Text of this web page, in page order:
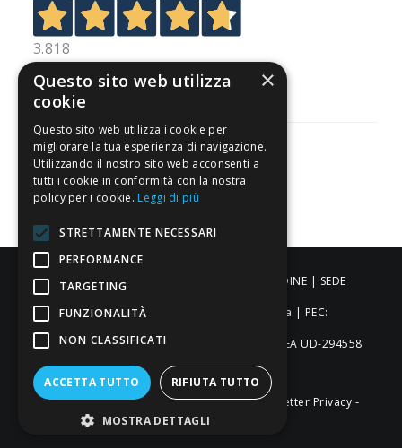
3.818
Recensioni
Pagamenti sicuri
Credits-Privacy & Cookie Policy-Newsletter Privacy -
ALDIGIÙ S.R.L. | Via Cortazzis 15 33100 - UDINE | SEDE
OPERATIVA: Via del Progresso 3 - Padova | PEC:
aldigiusrl@pec.it | C.F. e P.IVA 02873920306 REA UD-294558
Capitale sociale: € 27.086,97
×
Questo sito web utilizza
cookie
Questo sito web utilizza i cookie per
migliorare la tua esperienza di navigazione.
Utilizzando il nostro sito web acconsenti a
tutti i cookie in conformità con la nostra
policy per i cookie. Leggi di più
STRETTAMENTE NECESSARI
PERFORMANCE
TARGETING
FUNZIONALITÀ
NON CLASSIFICATI
ACCETTA TUTTO RIFIUTA TUTTO
MOSTRA DETTAGLI